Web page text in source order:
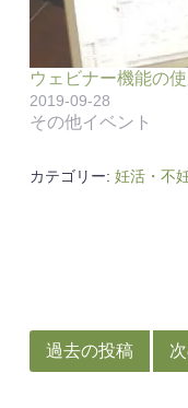
ウェビナー機能の使
2019-09-28
その他イベント
カテゴリー: 妊活・不
稿過去の投稿